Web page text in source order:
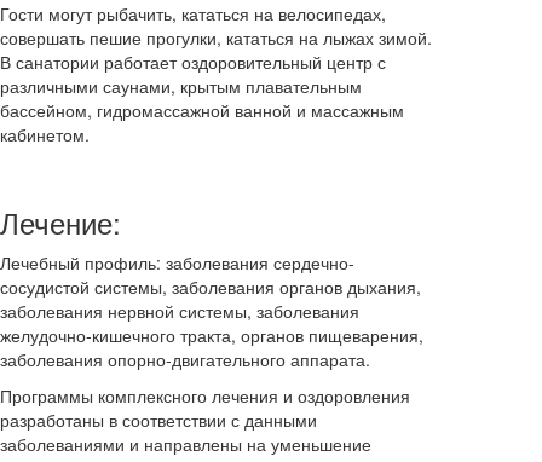
Гости могут рыбачить, кататься на велосипедах,
совершать пешие прогулки, кататься на лыжах зимой.
В санатории работает оздоровительный центр с
различными саунами, крытым плавательным
бассейном, гидромассажной ванной и массажным
кабинетом.
Лечение:
Лечебный профиль: заболевания сердечно-
сосудистой системы, заболевания органов дыхания,
заболевания нервной системы, заболевания
желудочно-кишечного тракта, органов пищеварения,
заболевания опорно-двигательного аппарата.
Программы комплексного лечения и оздоровления
разработаны в соответствии с данными
заболеваниями и направлены на уменьшение